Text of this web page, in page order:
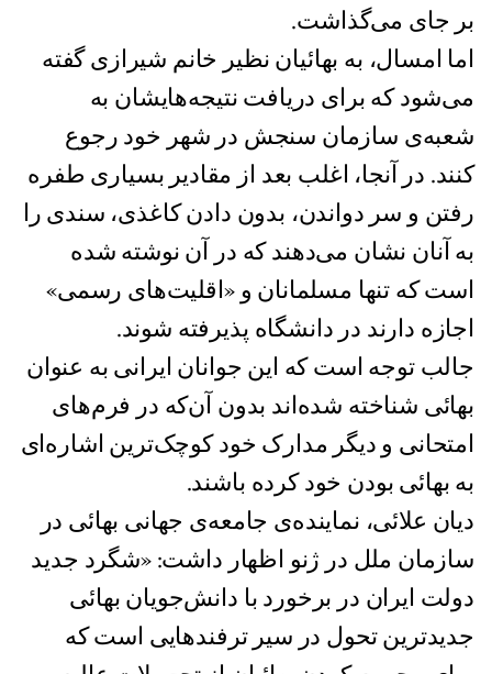
بر جای می‌گذاشت.
اما امسال، به بهائیان نظیر خانم شیرازی گفته
می‌شود که برای دریافت نتیجه‌هایشان به
شعبه‌ی سازمان سنجش در شهر خود رجوع
کنند. در آنجا، اغلب بعد از مقادیر بسیاری طفره
رفتن و سر دواندن، بدون دادن کاغذی، سندی را
به آنان نشان می‌دهند که در آن نوشته شده
است که تنها مسلمانان و «اقلیت‌های رسمی»
اجازه دارند در دانشگاه پذیرفته شوند.
جالب توجه است که این جوانان ایرانی به عنوان
بهائی شناخته شده‌اند بدون آن‌که در فرم‌های
امتحانی و دیگر مدارک خود کوچک‌ترین اشاره‌ای
به بهائی بودن خود کرده باشند.
دیان علائی، نماینده‌ی جامعه‌ی جهانی بهائی در
سازمان ملل در ژنو اظهار داشت: «شگرد جدید
دولت ایران در برخورد با دانش‌جویان بهائی
جدید‌ترین تحول در سیر ترفند‌هایی است که